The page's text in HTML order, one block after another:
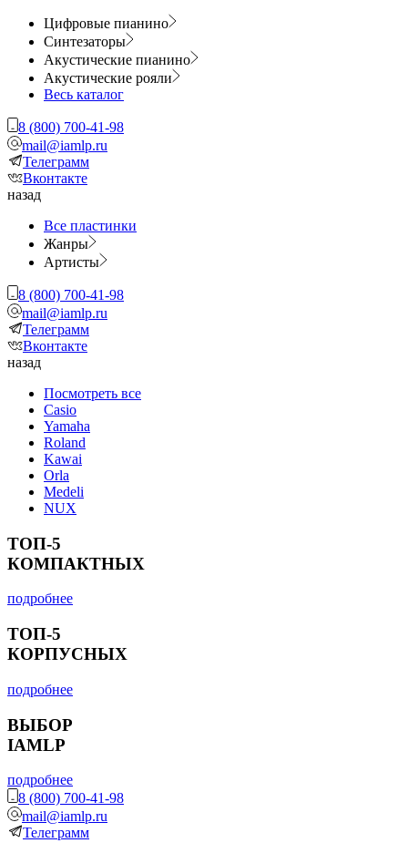
Цифровые пианино
Синтезаторы
Акустические пианино
Акустические рояли
Весь каталог
8 (800) 700-41-98
mail@iamlp.ru
Телеграмм
Вконтакте
назад
Все пластинки
Жанры
Артисты
8 (800) 700-41-98
mail@iamlp.ru
Телеграмм
Вконтакте
назад
Посмотреть все
Casio
Yamaha
Roland
Kawai
Orla
Medeli
NUX
ТОП-5
КОМПАКТНЫХ
подробнее
ТОП-5
КОРПУСНЫХ
подробнее
ВЫБОР
IAMLP
подробнее
8 (800) 700-41-98
mail@iamlp.ru
Телеграмм